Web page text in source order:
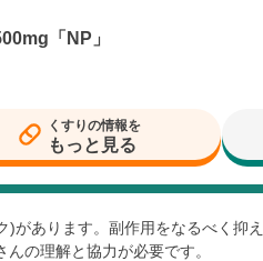
「NP」
くすりの情報を
もっと見る
があります。副作用をなるべく抑
の理解と協力が必要です。